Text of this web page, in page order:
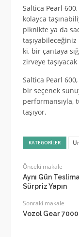
Saltica Pearl
kolayca
piknikte ya da
ki, bir çantaya
zirveye
Saltica Pearl
bir seçenek
performansıyla,
taşıyor.
KATEGORILER
Önceki makale
Aynı Gün
Sürpriz Yapın
Sonraki makale
Vozol Gear